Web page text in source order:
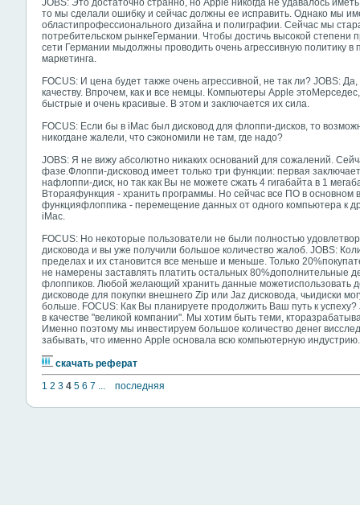
JOBS: Это достаточно странно, но Apple никогда не удавалось
то мы сделали ошибку и сейчас должны ее исправить. Однако мы
областипрофессионального дизайна и полиграфии. Сейчас мы
потребительском рынкеГермании. Чтобы достичь высокой степени
сети Германии мыдолжны проводить очень агрессивную политику
маркетинга.
FOCUS: И цена будет также очень агрессивной, не так ли? JOBS:
качеству. Впрочем, как и все немцы. Компьютеры Apple
быстрые и очень красивые. В этом и заключается их сила.
FOCUS: Если бы в iMac был дисковод для флоппи-дисков, то
никогдане жалели, что сэкономили не там, где надо?
JOBS: Я не вижу абсолютно никаких оснований для сожалений.
фазе.Флоппи-дисковод имеет только три функции: первая
нафлоппи-диск, но так как Вы не можете сжать 4 гигабайта в 1
Втораяфункция - хранить программы. Но сейчас все ПО в основном
функцияфлоппика - перемещение данных от одного компьютера к
iMac.
FOCUS: Но некоторые пользователи не были полностью
дисковода и вы уже получили большое количество жалоб. JOBS:
пределах и их становится все меньше и меньше. Только
не намерены заставлять платить остальных 80%дополнительные
флоппиков. Любой желающий хранить данные можетиспользовать
дисководе для покупки внешнего Zip или Jaz дисковода, чьидиски
больше. FOCUS: Как Вы планируете продолжить Ваш путь к
в качестве "великой компании". Мы хотим быть теми,
Именно поэтому мы инвестируем большое количество денег
забывать, что именно Apple основала всю компьютерную
скачать реферат
1 2 3 4 5 6 7 ... последняя